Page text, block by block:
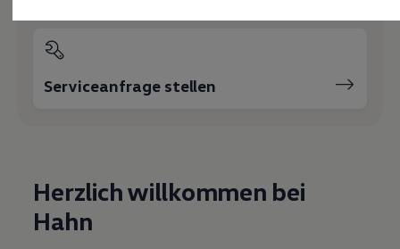
Besitzer und Service
Software Updates
Service und Ersatzteile
Economy Service
Volkswagen Teile
Zubehör
Serviceanfrage stellen
Herzlich willkommen bei
Hahn